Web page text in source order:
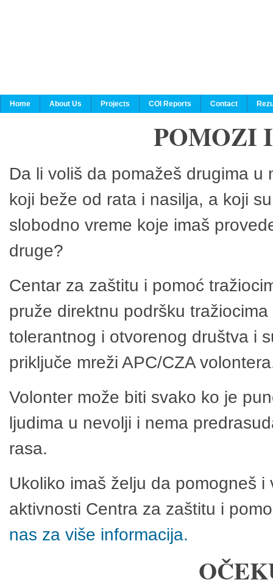
Home About Us Projects COI Reports Contact
POMOZI
Da li voliš da pomažeš drugima
koji beže od rata i nasilja, a koji
slobodno vreme koje imaš
druge?
Centar za zaštitu i pomoć
pruže direktnu podršku
tolerantnog i otvorenog društva i
priključe mreži APC/CZA
Volonter može biti svako ko je
ljudima u nevolji i nema
rasa.
Ukoliko imaš želju da pomogneš
aktivnosti Centra za zaštitu i
nas za više informacija.